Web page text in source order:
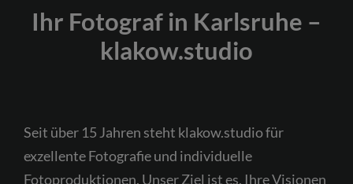
Ihr Fotograf in Karlsruhe –
klakow.studio
Seit über 15 Jahren steht klakow.studio für
exzellente Fotografie und individuelle
Fotoproduktionen. Unser Ziel ist es, Ihre Visionen